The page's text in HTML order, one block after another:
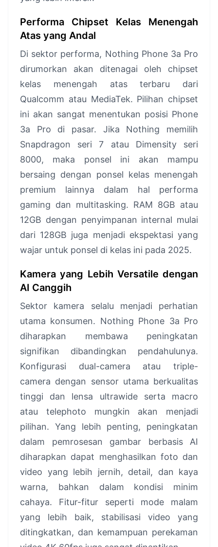
Performa Chipset Kelas Menengah
Atas yang Andal
Di sektor performa, Nothing Phone 3a Pro
dirumorkan akan ditenagai oleh chipset
kelas menengah atas terbaru dari
Qualcomm atau MediaTek. Pilihan chipset
ini akan sangat menentukan posisi Phone
3a Pro di pasar. Jika Nothing memilih
Snapdragon seri 7 atau Dimensity seri
8000, maka ponsel ini akan mampu
bersaing dengan ponsel kelas menengah
premium lainnya dalam hal performa
gaming dan multitasking. RAM 8GB atau
12GB dengan penyimpanan internal mulai
dari 128GB juga menjadi ekspektasi yang
wajar untuk ponsel di kelas ini pada 2025.
Kamera yang Lebih Versatile dengan
AI Canggih
Sektor kamera selalu menjadi perhatian
utama konsumen. Nothing Phone 3a Pro
diharapkan membawa peningkatan
signifikan dibandingkan pendahulunya.
Konfigurasi dual-camera atau triple-
camera dengan sensor utama berkualitas
tinggi dan lensa ultrawide serta macro
atau telephoto mungkin akan menjadi
pilihan. Yang lebih penting, peningkatan
dalam pemrosesan gambar berbasis AI
diharapkan dapat menghasilkan foto dan
video yang lebih jernih, detail, dan kaya
warna, bahkan dalam kondisi minim
cahaya. Fitur-fitur seperti mode malam
yang lebih baik, stabilisasi video yang
ditingkatkan, dan kemampuan perekaman